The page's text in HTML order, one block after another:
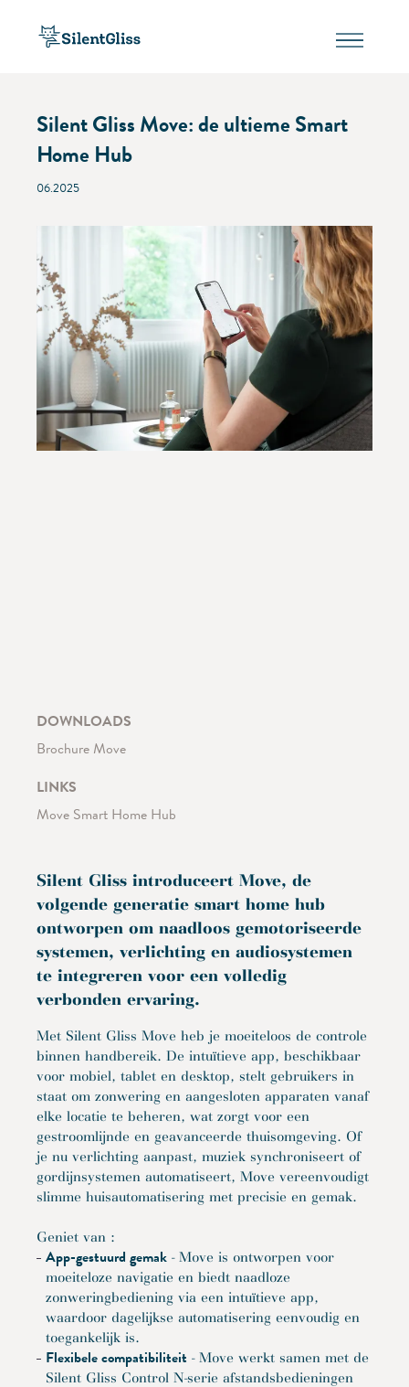
Silent Gliss Move: de ultieme Smart
Home Hub
06.2025
DOWNLOADS
Brochure Move
LINKS
Move Smart Home Hub
Silent Gliss introduceert Move, de
volgende generatie smart home hub
ontworpen om naadloos gemotoriseerde
systemen, verlichting en audiosystemen
te integreren voor een volledig
verbonden ervaring.
Met Silent Gliss Move heb je moeiteloos de controle
binnen handbereik. De intuïtieve app, beschikbaar
voor mobiel, tablet en desktop, stelt gebruikers in
staat om zonwering en aangesloten apparaten vanaf
elke locatie te beheren, wat zorgt voor een
gestroomlijnde en geavanceerde thuisomgeving. Of
je nu verlichting aanpast, muziek synchroniseert of
gordijnsystemen automatiseert, Move vereenvoudigt
slimme huisautomatisering met precisie en gemak.
Geniet van :
App-gestuurd gemak - Move is ontworpen voor
moeiteloze navigatie en biedt naadloze
zonweringbediening via een intuïtieve app,
waardoor dagelijkse automatisering eenvoudig en
toegankelijk is.
Flexibele compatibiliteit - Move werkt samen met de
Silent Gliss Control N-serie afstandsbedieningen